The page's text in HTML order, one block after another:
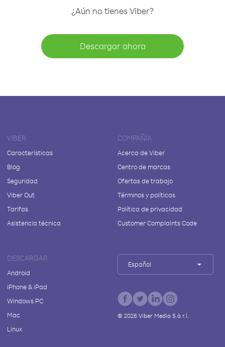
¿Aún no tienes Viber?
Descargar ahora
VIBER
Características
Blog
Seguridad
Viber Out
Tarifas
Asistencia técnica
COMPAÑÍA
Acerca de Viber
Centro de marcas
Ofertas de trabajo
Términos y políticas
Política de privacidad
Customer Complaints Code
DESCARGAR
Android
iPhone & iPad
Windows PC
Mac
Linux
Español
© 2026Viber Media S.à r.l.